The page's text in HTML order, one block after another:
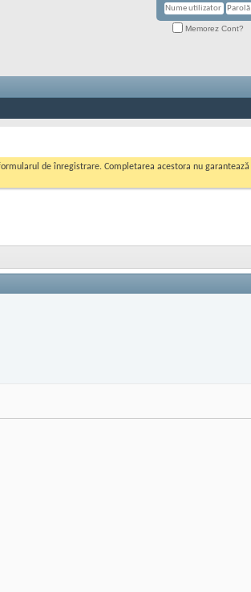
Memorez Cont?
de înregistrare. Completarea acestora nu